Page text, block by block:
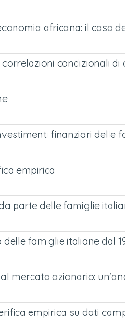
africana: il caso
condizionali di
finanziari delle
empirica
parte delle famiglie
famiglie italiane dal
mercato azionario:
empirica su dati